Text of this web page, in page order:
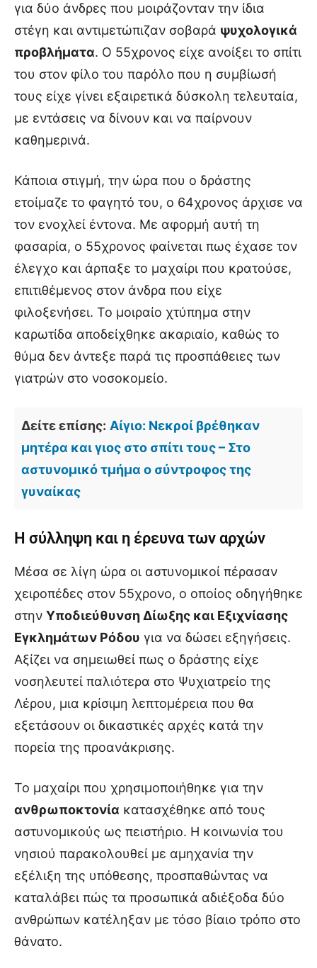
για δύο άνδρες που μοιράζονταν την ίδια
στέγη και αντιμετώπιζαν σοβαρά ψυχολογικά
προβλήματα. Ο 55χρονος είχε ανοίξει το σπίτι
του στον φίλο του παρόλο που η συμβίωσή
τους είχε γίνει εξαιρετικά δύσκολη τελευταία,
με εντάσεις να δίνουν και να παίρνουν
καθημερινά.
Κάποια στιγμή, την ώρα που ο δράστης
ετοίμαζε το φαγητό του, ο 64χρονος άρχισε να
τον ενοχλεί έντονα. Με αφορμή αυτή τη
φασαρία, ο 55χρονος φαίνεται πως έχασε τον
έλεγχο και άρπαξε το μαχαίρι που κρατούσε,
επιτιθέμενος στον άνδρα που είχε
φιλοξενήσει. Το μοιραίο χτύπημα στην
καρωτίδα αποδείχθηκε ακαριαίο, καθώς το
θύμα δεν άντεξε παρά τις προσπάθειες των
γιατρών στο νοσοκομείο.
Δείτε επίσης: Αίγιο: Νεκροί βρέθηκαν
μητέρα και γιος στο σπίτι τους – Στο
αστυνομικό τμήμα ο σύντροφος της
γυναίκας
Η σύλληψη και η έρευνα των αρχών
Μέσα σε λίγη ώρα οι αστυνομικοί πέρασαν
χειροπέδες στον 55χρονο, ο οποίος οδηγήθηκε
στην Υποδιεύθυνση Δίωξης και Εξιχνίασης
Εγκλημάτων Ρόδου για να δώσει εξηγήσεις.
Αξίζει να σημειωθεί πως ο δράστης είχε
νοσηλευτεί παλιότερα στο Ψυχιατρείο της
Λέρου, μια κρίσιμη λεπτομέρεια που θα
εξετάσουν οι δικαστικές αρχές κατά την
πορεία της προανάκρισης.
Το μαχαίρι που χρησιμοποιήθηκε για την
ανθρωποκτονία κατασχέθηκε από τους
αστυνομικούς ως πειστήριο. Η κοινωνία του
νησιού παρακολουθεί με αμηχανία την
εξέλιξη της υπόθεσης, προσπαθώντας να
καταλάβει πώς τα προσωπικά αδιέξοδα δύο
ανθρώπων κατέληξαν με τόσο βίαιο τρόπο στο
θάνατο.